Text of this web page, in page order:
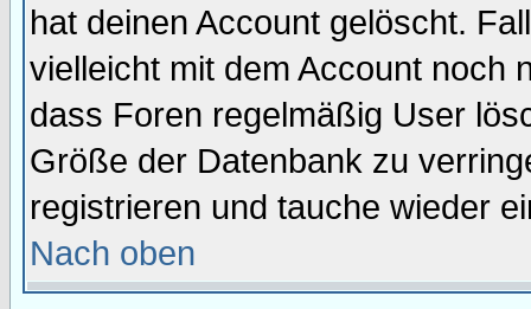
hat deinen Account gelöscht.
vielleicht mit dem Account noch
dass Foren regelmäßig User
Größe der Datenbank zu
registrieren und tauche wieder
Nach oben